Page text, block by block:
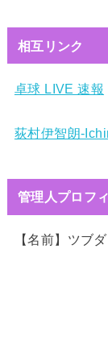
相互リンク
卓球 LIVE 速報
荻村伊智朗-
管理人プロフ
【名前】ツブ